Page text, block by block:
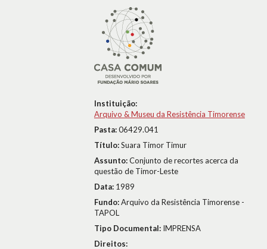
Instituição:
Arquivo & Museu da Resistência Timorense
Pasta:06429.041
Título:Suara Timor Timur
Assunto:Conjunto de recortes acerca da
questão de Timor-Leste
Data: 1989
Fundo:Arquivo da Resistência Timorense -
TAPOL
Tipo Documental: IMPRENSA
Direitos: